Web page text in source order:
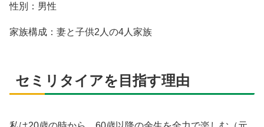
性別：男性
家族構成：妻と子供2人の4人家族
セミリタイアを目指す理由